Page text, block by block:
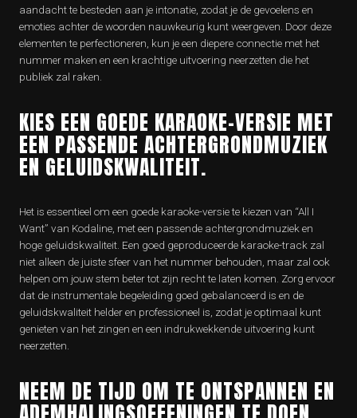
aandacht te besteden aan je intonatie, zodat je de gevoelens en
emoties achter de woorden nauwkeurig kunt weergeven. Door deze
elementen te perfectioneren, kun je een diepere connectie met het
nummer maken en een krachtige uitvoering neerzetten die het
publiek zal raken.
KIES EEN GOEDE KARAOKE-VERSIE MET
EEN PASSENDE ACHTERGRONDMUZIEK
EN GELUIDSKWALITEIT.
Het is essentieel om een goede karaoke-versie te kiezen van “All I
Want” van Kodaline, met een passende achtergrondmuziek en
hoge geluidskwaliteit. Een goed geproduceerde karaoke-track zal
niet alleen de juiste sfeer van het nummer behouden, maar zal ook
helpen om jouw stem beter tot zijn recht te laten komen. Zorg ervoor
dat de instrumentale begeleiding goed gebalanceerd is en de
geluidskwaliteit helder en professioneel is, zodat je optimaal kunt
genieten van het zingen en een indrukwekkende uitvoering kunt
neerzetten.
NEEM DE TIJD OM TE ONTSPANNEN EN